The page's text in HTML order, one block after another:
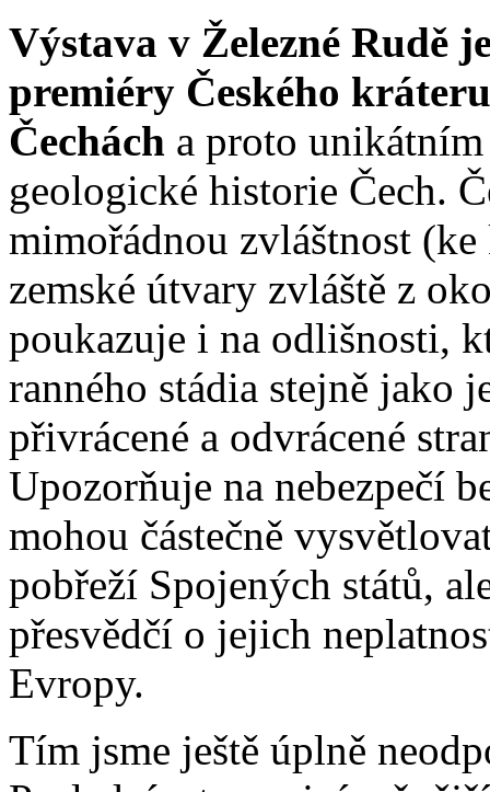
Výstava v Železné Rudě
premiéry Českého
Čechách a proto
geologické historie Čech.
mimořádnou zvláštnost
zemské útvary zvláště z
poukazuje i na odlišnosti,
ranného stádia stejně jako
přivrácené a odvrácené
Upozorňuje na nebezpečí
mohou částečně
pobřeží Spojených států,
přesvědčí o jejich
Evropy.
Tím jsme ještě úplně